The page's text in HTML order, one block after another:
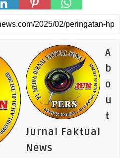
A
b
o
u
t
Jurnal Faktual
News